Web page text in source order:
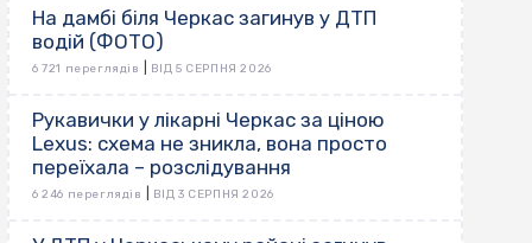
На дамбі біля Черкас загинув у ДТП
водій (ФОТО)
6 721 переглядів ВІД 5 СЕРПНЯ 2026
Рукавички у лікарні Черкас за ціною
Lexus: схема не зникла, вона просто
переїхала – розслідування
6 246 переглядів ВІД 3 СЕРПНЯ 2026